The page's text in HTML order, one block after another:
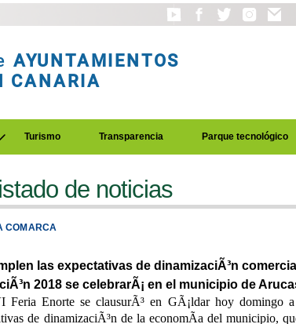
AYUNTAMIENTOS
CANARIA
Turismo Transparencia Parque tecnológico
de noticias
COMARCA
las expectativas de dinamizaciÃ³n
2018 se celebrarÃ¡ en el municipio de
Feria Enorte se clausurÃ³ en GÃ¡ldar hoy domingo
de dinamizaciÃ³n de la economÃ­a del municipio,